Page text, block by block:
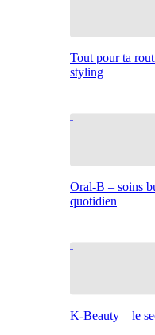
Tout pour ta
styling
Oral-B – soins
quotidien
K-Beauty – le